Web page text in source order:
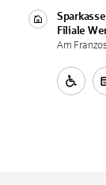
Filiale
Am